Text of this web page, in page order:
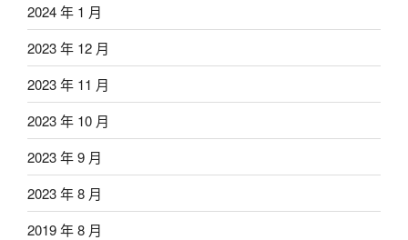
2024 年 1 月
2023 年 12 月
2023 年 11 月
2023 年 10 月
2023 年 9 月
2023 年 8 月
2019 年 8 月